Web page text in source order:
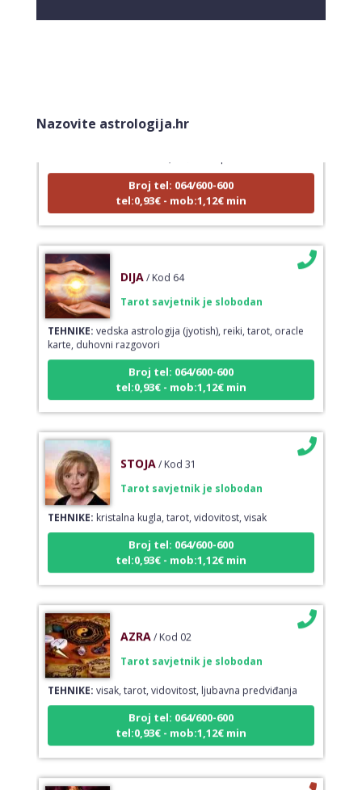
Nazovite astrologija.hr
Tarot savjetnik je zauzet
Broj tel: 064/600-600
tel:0,93€ - mob:1,12€ min
TEHNIKE:vedska astrologija (jyotish), reiki, tarot, oracle
karte, duhovni razgovori
Broj tel: 064/600-600
tel:0,93€ - mob:1,12€ min
TEHNIKE:kristalna kugla, tarot, vidovitost, visak
Broj tel: 064/600-600
tel:0,93€ - mob:1,12€ min
TEHNIKE:visak, tarot, vidovitost, ljubavna predviđanja
Broj tel: 064/600-600
tel:0,93€ - mob:1,12€ min